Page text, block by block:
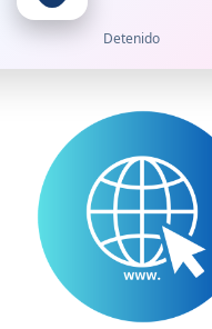
Detenido